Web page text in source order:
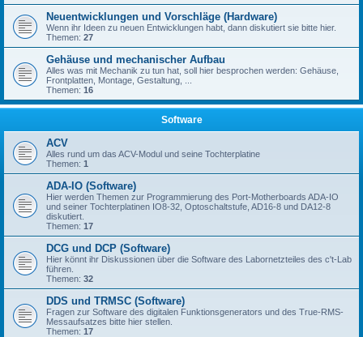
Neuentwicklungen und Vorschläge (Hardware)
Wenn ihr Ideen zu neuen Entwicklungen habt, dann diskutiert sie bitte hier.
Themen: 27
Gehäuse und mechanischer Aufbau
Alles was mit Mechanik zu tun hat, soll hier besprochen werden: Gehäuse,
Frontplatten, Montage, Gestaltung, ...
Themen: 16
Software
ACV
Alles rund um das ACV-Modul und seine Tochterplatine
Themen: 1
ADA-IO (Software)
Hier werden Themen zur Programmierung des Port-Motherboards ADA-IO
und seiner Tochterplatinen IO8-32, Optoschaltstufe, AD16-8 und DA12-8
diskutiert.
Themen: 17
DCG und DCP (Software)
Hier könnt ihr Diskussionen über die Software des Labornetzteiles des c't-Lab
führen.
Themen: 32
DDS und TRMSC (Software)
Fragen zur Software des digitalen Funktionsgenerators und des True-RMS-
Messaufsatzes bitte hier stellen.
Themen: 17